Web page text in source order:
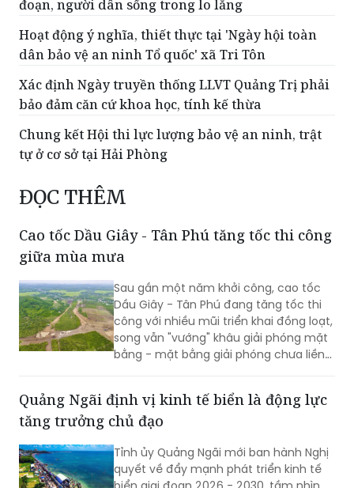
đoạn, người dân sống trong lo lắng
Hoạt động ý nghĩa, thiết thực tại 'Ngày hội toàn
dân bảo vệ an ninh Tổ quốc' xã Tri Tôn
Xác định Ngày truyền thống LLVT Quảng Trị phải
bảo đảm căn cứ khoa học, tính kế thừa
Chung kết Hội thi lực lượng bảo vệ an ninh, trật
tự ở cơ sở tại Hải Phòng
ĐỌC THÊM
Cao tốc Dầu Giây - Tân Phú tăng tốc thi công
giữa mùa mưa
Sau gần một năm khởi công, cao tốc
Dầu Giây - Tân Phú đang tăng tốc thi
công với nhiều mũi triển khai đồng loạt,
song vẫn "vướng" khâu giải phóng mặt
bằng - mặt bằng giải phóng chưa liền
Quảng Ngãi định vị kinh tế biển là động lực
tăng trưởng chủ đạo
Tỉnh ủy Quảng Ngãi mới ban hành Nghị
quyết về đẩy mạnh phát triển kinh tế